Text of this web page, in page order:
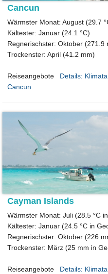
Cancun
Wärmster Monat: August (29.7
Kältester: Januar (24.1 °C)
Regnerischster: Oktober (271.9
Trockenster: April (41.2 mm)
Reiseangebote
Details:
Cancun
Cayman Islands
Wärmster Monat: Juli (28.5 °C
Kältester: Januar (24.5 °C in
Regnerischster: Oktober (226
Trockenster: März (25 mm in
Reiseangebote
Details: